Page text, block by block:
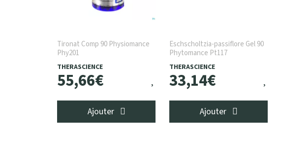
Tironat Comp 90 Physiomance
Phy201
THERASCIENCE
55,66€
Ajouter
Eschscholtzia-passiflore Gel 90
Phytomance Pt117
THERASCIENCE
33,14€
Ajouter